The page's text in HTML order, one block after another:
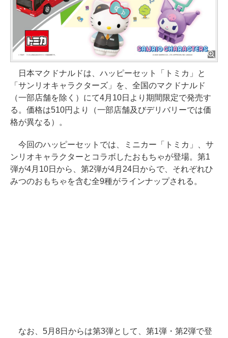
日本マクドナルドは、ハッピーセット「トミカ」と
「サンリオキャラクターズ」を、全国のマクドナルド
（一部店舗を除く）にて4月10日より期間限定で発売す
る。価格は510円より（一部店舗及びデリバリーでは価
格が異なる）。
今回のハッピーセットでは、ミニカー「トミカ」、サ
ンリオキャラクターとコラボしたおもちゃが登場。第1
弾が4月10日から、第2弾が4月24日からで、それぞれひ
みつのおもちゃを含む全9種がラインナップされる。
なお、5月8日からは第3弾として、第1弾・第2弾で登